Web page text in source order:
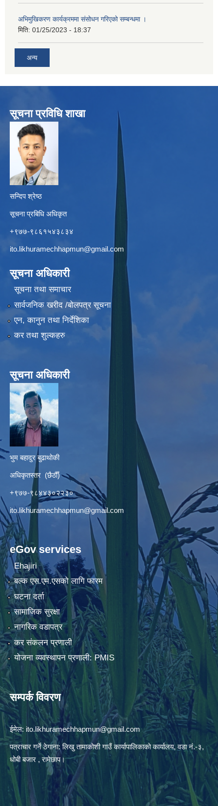
अभिमुखिकरण कार्यक्रममा संसोधन गरिएको सम्बन्धमा ।
मिति: 01/25/2023 - 18:37
अन्य
सूचना प्रविधि शाखा
सन्दिप श्रेष्ठ
सूचना प्रबिधि अधिकृत
+९७७-९८६१५४३८३४
ito.likhuramechhapmun@gmail.com
सूचना अधिकारी
सूचना तथा समाचार
सार्वजनिक खरीद /बोलपत्र सूचना
एन, कानुन तथा निर्देशिका
कर तथा शुल्कहरु
सूचना अधिकारी
भुम बहादुर बुढाथोकी
अधिकृतस्तर (छैठौँ)
+९७७-९८४४३०२२३०
ito.likhuramechhapmun@gmail.com
eGov services
Ehajiri
बल्क एस.एम.एसको लागि फारम
घटना दर्ता
सामाजिक सुरक्षा
नागरिक वडापत्र
कर संकलन प्रणाली
योजना व्यवस्थापन प्रणाली: PMIS
सम्पर्क विवरण
ईमेल: ito.likhuramechhapmun@gmail.com
पत्राचार गर्ने ठेगाना: लिखु तामाकोशी गाउँ कार्यापालिकाको कार्यालय, वडा नं.-३,
धोबी बजार , रामेछाप।